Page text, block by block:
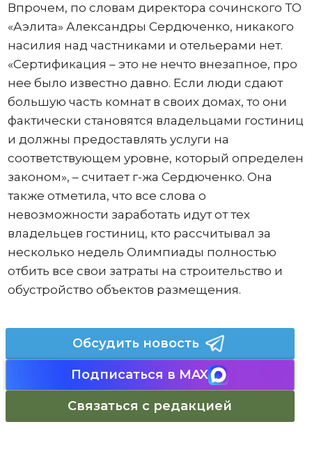
Впрочем, по словам директора сочинского ТО
«Аэлита» Александры Сердюченко, никакого
насилия над частниками и отельерами нет.
«Сертификация – это не нечто внезапное, про
нее было известно давно. Если люди сдают
большую часть комнат в своих домах, то они
фактически становятся владельцами гостиниц
и должны предоставлять услуги на
соответствующем уровне, который определен
законом», – считает г-жа Сердюченко. Она
также отметила, что все слова о
невозможности заработать идут от тех
владельцев гостиниц, кто рассчитывал за
несколько недель Олимпиады полностью
отбить все свои затраты на строительство и
обустройство объектов размещения.
Обсудить новость
Подписаться в MAX
Связаться с редакцией